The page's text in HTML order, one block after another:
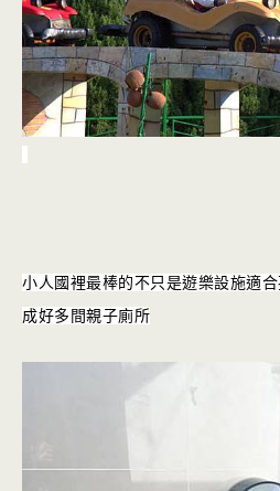
小人國裡最棒的不只是遊樂設施適
成好多間親子廁所